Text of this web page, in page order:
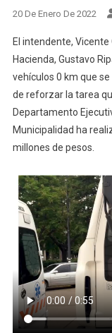
20 De Enero De 2022
El intendente,
Hacienda, Gustavo
vehículos 0 km que
de reforzar la tarea
Departamento
Municipalidad ha
millones de pesos.